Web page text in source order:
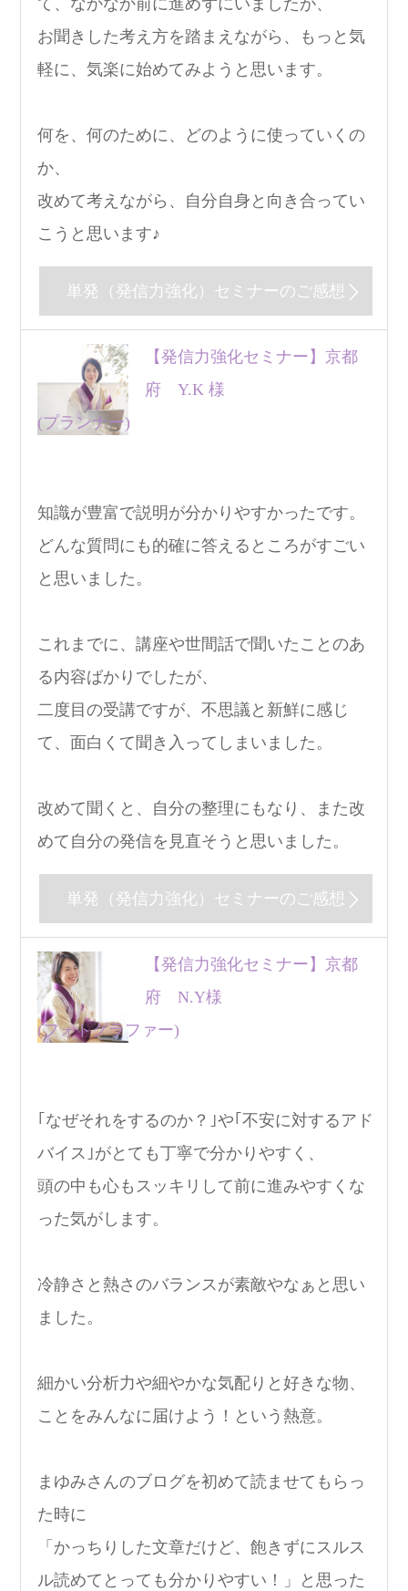
て、なかなか前に進めずにいましたが、
お聞きした考え方を踏まえながら、もっと気
軽に、気楽に始めてみようと思います。
何を、何のために、どのように使っていくの
か、
改めて考えながら、自分自身と向き合ってい
こうと思います♪
単発（発信力強化）セミナーのご感想
【発信力強化セミナー】京都
府 Y.K 様
(プランナー)
知識が豊富で説明が分かりやすかったです。
どんな質問にも的確に答えるところがすごい
と思いました。
これまでに、講座や世間話で聞いたことのあ
る内容ばかりでしたが、
二度目の受講ですが、不思議と新鮮に感じ
て、面白くて聞き入ってしまいました。
改めて聞くと、自分の整理にもなり、また改
めて自分の発信を見直そうと思いました。
単発（発信力強化）セミナーのご感想
【発信力強化セミナー】京都
府 N.Y様
(フォトグラファー)
｢なぜそれをするのか？｣や｢不安に対するアド
バイス｣がとても丁寧で分かりやすく、
頭の中も心もスッキリして前に進みやすくな
った気がします。
冷静さと熱さのバランスが素敵やなぁと思い
ました。
細かい分析力や細やかな気配りと好きな物、
ことをみんなに届けよう！という熱意。
まゆみさんのブログを初めて読ませてもらっ
た時に
「かっちりした文章だけど、飽きずにスルス
ル読めてとっても分かりやすい！」と思った